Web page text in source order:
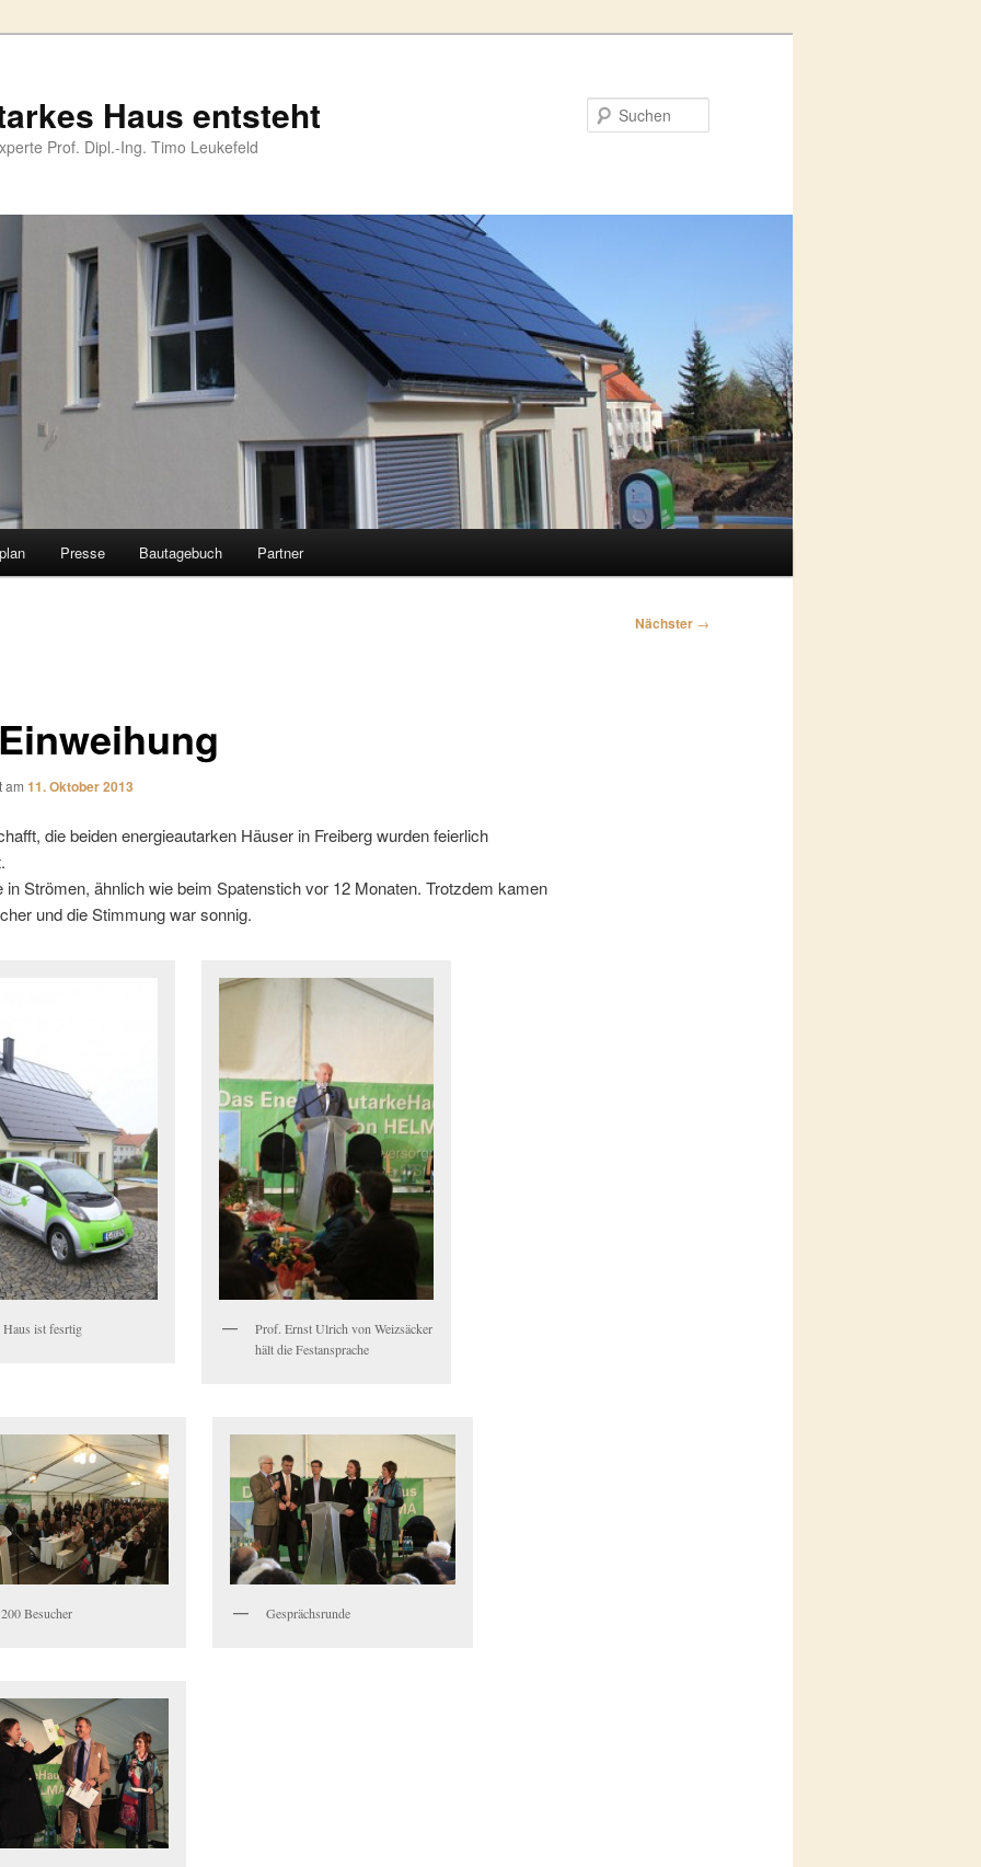
Haus entsteht
Prof. Dipl.-Ing. Timo Leukefeld
Presse Bautagebuch Partner
Nächster →
am 11. Oktober 2013
die beiden energieautarken Häuser in Freiberg wurden feierlich
in Strömen, ähnlich wie beim Spatenstich vor 12 Monaten. Trotzdem kamen
und die Stimmung war sonnig.
Haus ist fesrtig
Prof. Ernst Ulrich von Weizsäcker
hält die Festansprache
Besucher Gesprächsrunde